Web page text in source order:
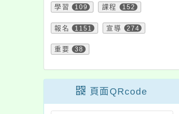
學習 109 課程 152
報名 1151 宣導 274
重要 38
頁面QRcode
113學年度國際 臺北市立文獻館舉辦